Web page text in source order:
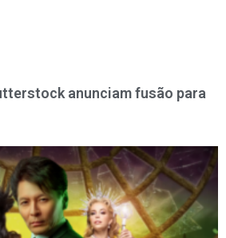
anunciam fusão para